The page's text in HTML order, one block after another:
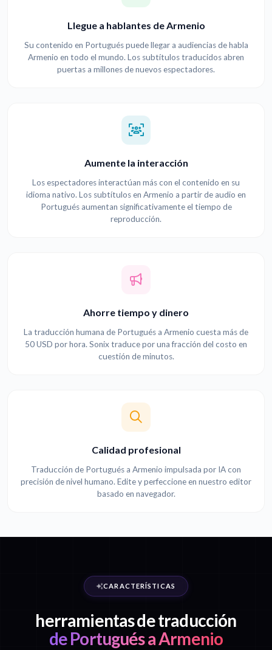
Llegue a hablantes de Armenio
Su contenido en Portugués puede llegar a audiencias de habla
Armenio en todo el mundo. Los subtítulos traducidos abren
puertas a millones de nuevos espectadores.
Aumente la interacción
Los espectadores interactúan más con el contenido en su
idioma nativo. Los subtítulos en Armenio a partir de audio en
Portugués aumentan significativamente el tiempo de
reproducción.
Ahorre tiempo y dinero
La traducción humana de Portugués a Armenio cuesta más de
50 USD por hora. Sonix traduce por una fracción del costo en
cuestión de minutos.
Calidad profesional
Traducción de Portugués a Armenio impulsada por IA con
precisión de nivel humano. Edite y perfeccione en nuestro editor
basado en navegador.
CARACTERÍSTICAS
herramientas de traducción
de Portugués a Armenio